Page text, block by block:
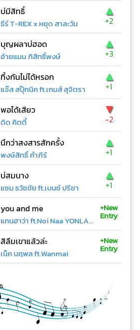
บ่มีสิทธิ์
ธีร์ T-REX x หยุด สาละวัน
▲
+2
บุญผลาบ่ฮอด
อ้ายแมน ภิสิทธิ์พงษ์
▲
+3
ทิ้งกันไม่ได้หรอก
แจ๊ส สปุ๊กนิค ft.เกมส์ สุจิตรา
▲
+1
พอได้เสียว
ดิด คิตตี้
▼
-2
นึกว่าสงสารสักครั้ง
พงษ์สิทธิ์ คำภีร์
▲
+1
บ่สมนาง
แซม ธวัชชัย ft.เบนซ์ ปรีชา
▲
+1
you and me
แกนฮาว่า ft.Noi Naa YONLAPA
+New
Entry
สิลืมเขาแล้วล่ะ
เน็ค นฤพล ft.Wanmai
+New
Entry